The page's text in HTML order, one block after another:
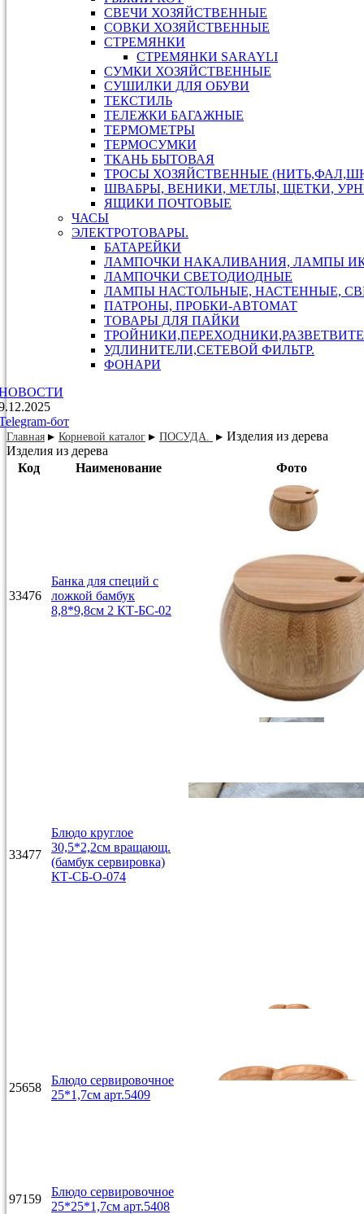
СВЕЧИ ХОЗЯЙСТВЕННЫЕ
СОВКИ ХОЗЯЙСТВЕННЫЕ
СТРЕМЯНКИ
СТРЕМЯНКИ SARAYLI
СУМКИ ХОЗЯЙСТВЕННЫЕ
СУШИЛКИ ДЛЯ ОБУВИ
ТЕКСТИЛЬ
ТЕЛЕЖКИ БАГАЖНЫЕ
ТЕРМОМЕТРЫ
ТЕРМОСУМКИ
ТКАНЬ БЫТОВАЯ
ТРОСЫ ХОЗЯЙСТВЕННЫЕ
ШВАБРЫ, ВЕНИКИ, МЕТЛЫ, ЩЕТКИ,
ЯЩИКИ ПОЧТОВЫЕ
ЧАСЫ
ЭЛЕКТРОТОВАРЫ.
БАТАРЕЙКИ
ЛАМПОЧКИ НАКАЛИВАНИЯ, ЛАМПЫ
ЛАМПОЧКИ СВЕТОДИОДНЫЕ
ЛАМПЫ НАСТОЛЬНЫЕ, НАСТЕННЫЕ,
ПАТРОНЫ, ПРОБКИ-АВТОМАТ
ТОВАРЫ ДЛЯ ПАЙКИ
УДЛИНИТЕЛИ,СЕТЕВОЙ ФИЛЬТР.
ФОНАРИ
бот
Главная Корневой каталог ПОСУДА.
Изделия из дерева
Изделия из дерева
Код
Наименование Фото
33476
Банка для специй с
ложкой бамбук
8,8*9,8см 2 КТ-БС-02
33477
Блюдо круглое
30,5*2,2см вращающ.
(бамбук сервировка)
КТ-СБ-О-074
25658
Блюдо сервировочное
25*1,7см арт.5409
97159
Блюдо сервировочное
25*25*1,7см арт.5408